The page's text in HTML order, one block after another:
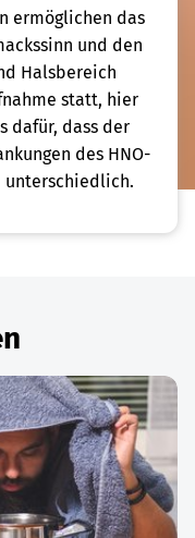
ermöglichen das
und den
Halsbereich
statt, hier
dafür, dass der
des HNO-
unterschiedlich.